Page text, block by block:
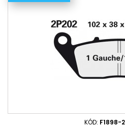
KÓD: F1898-